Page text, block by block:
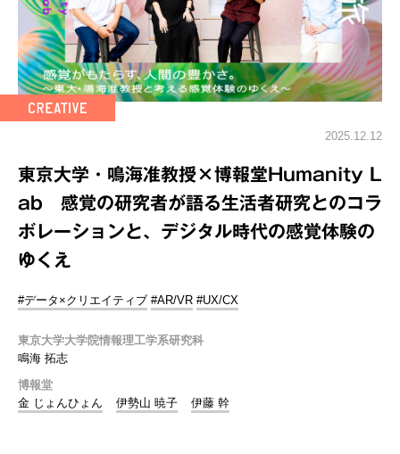
2025.12.12
東京大学・鳴海准教授×博報堂Humanity L
ab 感覚の研究者が語る生活者研究とのコラ
ボレーションと、デジタル時代の感覚体験の
ゆくえ
#データ×クリエイティブ #AR/VR #UX/CX
東京大学大学院情報理工学系研究科
鳴海 拓志
博報堂
金 じょんひょん
伊勢山 暁子 伊藤 幹